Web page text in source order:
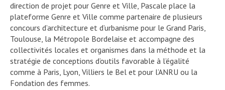
direction de projet pour Genre et Ville, Pascale place la
plateforme Genre et Ville comme partenaire de plusieurs
concours d’architecture et d’urbanisme pour le Grand Paris,
Toulouse, la Métropole Bordelaise et accompagne des
collectivités locales et organismes dans la méthode et la
stratégie de conceptions d’outils favorable à l’égalité
comme à Paris, Lyon, Villiers le Bel et pour l’ANRU ou la
Fondation des femmes.